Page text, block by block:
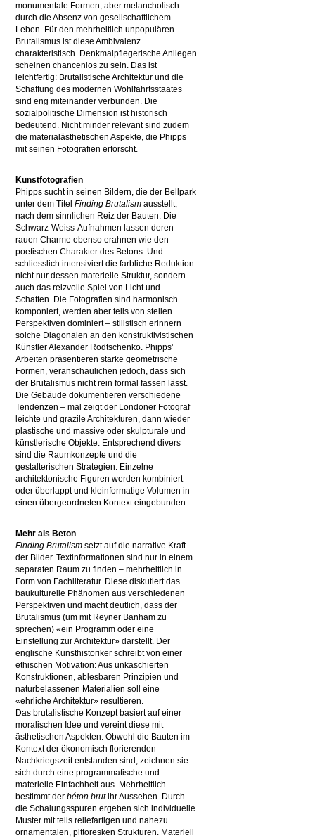
monumentale Formen, aber melancholisch
durch die Absenz von gesellschaftlichem
Leben. Für den mehrheitlich unpopulären
Brutalismus ist diese Ambivalenz
charakteristisch. Denkmalpflegerische Anliegen
scheinen chancenlos zu sein. Das ist
leichtfertig: Brutalistische Architektur und die
Schaffung des modernen Wohlfahrtsstaates
sind eng miteinander verbunden. Die
sozialpolitische Dimension ist historisch
bedeutend. Nicht minder relevant sind zudem
die materialästhetischen Aspekte, die Phipps
mit seinen Fotografien erforscht.
Kunstfotografien
Phipps sucht in seinen Bildern, die der Bellpark
unter dem TitelFinding Brutalismausstellt,
nach dem sinnlichen Reiz der Bauten. Die
Schwarz-Weiss-Aufnahmen lassen deren
rauen Charme ebenso erahnen wie den
poetischen Charakter des Betons. Und
schliesslich intensiviert die farbliche Reduktion
nicht nur dessen materielle Struktur, sondern
auch das reizvolle Spiel von Licht und
Schatten. Die Fotografien sind harmonisch
komponiert, werden aber teils von steilen
Perspektiven dominiert – stilistisch erinnern
solche Diagonalen an den konstruktivistischen
Künstler Alexander Rodtschenko. Phipps’
Arbeiten präsentieren starke geometrische
Formen, veranschaulichen jedoch, dass sich
der Brutalismus nicht rein formal fassen lässt.
Die Gebäude dokumentieren verschiedene
Tendenzen – mal zeigt der Londoner Fotograf
leichte und grazile Architekturen, dann wieder
plastische und massive oder skulpturale und
künstlerische Objekte. Entsprechend divers
sind die Raumkonzepte und die
gestalterischen Strategien. Einzelne
architektonische Figuren werden kombiniert
oder überlappt und kleinformatige Volumen in
einen übergeordneten Kontext eingebunden.
Mehr als Beton
Finding Brutalismsetzt auf die narrative Kraft
der Bilder. Textinformationen sind nur in einem
separaten Raum zu finden – mehrheitlich in
Form von Fachliteratur. Diese diskutiert das
baukulturelle Phänomen aus verschiedenen
Perspektiven und macht deutlich, dass der
Brutalismus (um mit Reyner Banham zu
sprechen) «ein Programm oder eine
Einstellung zur Architektur» darstellt. Der
englische Kunsthistoriker schreibt von einer
ethischen Motivation: Aus unkaschierten
Konstruktionen, ablesbaren Prinzipien und
naturbelassenen Materialien soll eine
«ehrliche Architektur» resultieren.
Das brutalistische Konzept basiert auf einer
moralischen Idee und vereint diese mit
ästhetischen Aspekten. Obwohl die Bauten im
Kontext der ökonomisch florierenden
Nachkriegszeit entstanden sind, zeichnen sie
sich durch eine programmatische und
materielle Einfachheit aus. Mehrheitlich
bestimmt derbéton brutihr Aussehen. Durch
die Schalungsspuren ergeben sich individuelle
Muster mit teils reliefartigen und nahezu
ornamentalen, pittoresken Strukturen. Materiell